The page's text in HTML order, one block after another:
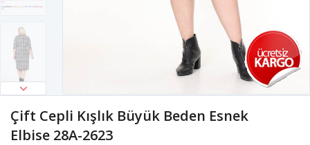
Çift Cepli Kışlık Büyük Beden Esnek
Elbise 28A-2623